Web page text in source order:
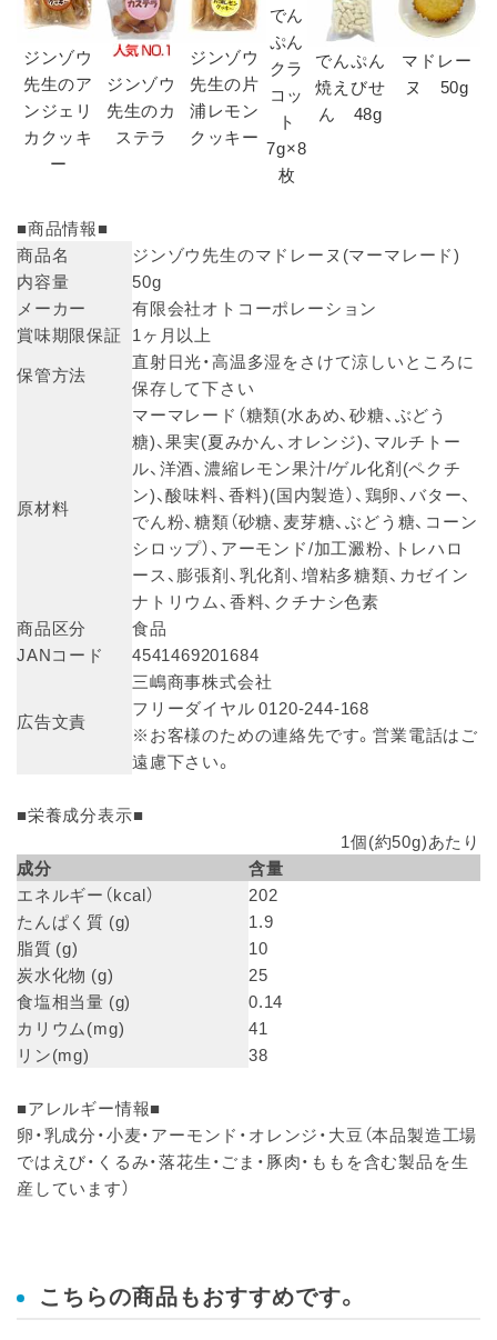
ジンゾウ
先生のア
ンジェリ
カクッキ
ー
ジンゾウ
先生のカ
ステラ
ジンゾウ
先生の片
浦レモン
クッキー
でん
ぷん
クラ
コッ
ト
7g×8
枚
でんぷん
焼えびせ
ん 48g
マドレー
ヌ 50g
■商品情報■
商品名
ジンゾウ先生のマドレーヌ(マーマレード)
内容量
50g
メーカー
有限会社オトコーポレーション
賞味期限保証 1ヶ月以上
保管方法
直射日光・高温多湿をさけて涼しいところに
保存して下さい
原材料
マーマレード（糖類(水あめ、砂糖、ぶどう
糖)、果実(夏みかん、オレンジ)、マルチトー
ル、洋酒、濃縮レモン果汁/ゲル化剤(ペクチ
ン)、酸味料、香料)(国内製造）、鶏卵、バター、
でん粉、糖類（砂糖、麦芽糖、ぶどう糖、コーン
シロップ）、アーモンド/加工澱粉、トレハロ
ース、膨張剤、乳化剤、増粘多糖類、カゼイン
ナトリウム、香料、クチナシ色素
商品区分
食品
JANコード
4541469201684
広告文責
三嶋商事株式会社
フリーダイヤル 0120-244-168
※お客様のための連絡先です。営業電話はご
遠慮下さい。
■栄養成分表示■
1個(約50g)あたり
成分
含量
エネルギー（kcal）
202
たんぱく質 (g)
1.9
脂質 (g)
10
炭水化物 (g)
25
食塩相当量 (g)
0.14
カリウム(mg)
41
リン(mg)
38
■アレルギー情報■
卵・乳成分・小麦・アーモンド・オレンジ・大豆（本品製造工場
ではえび・くるみ・落花生・ごま・豚肉・ももを含む製品を生
産しています）
こちらの商品もおすすめです。